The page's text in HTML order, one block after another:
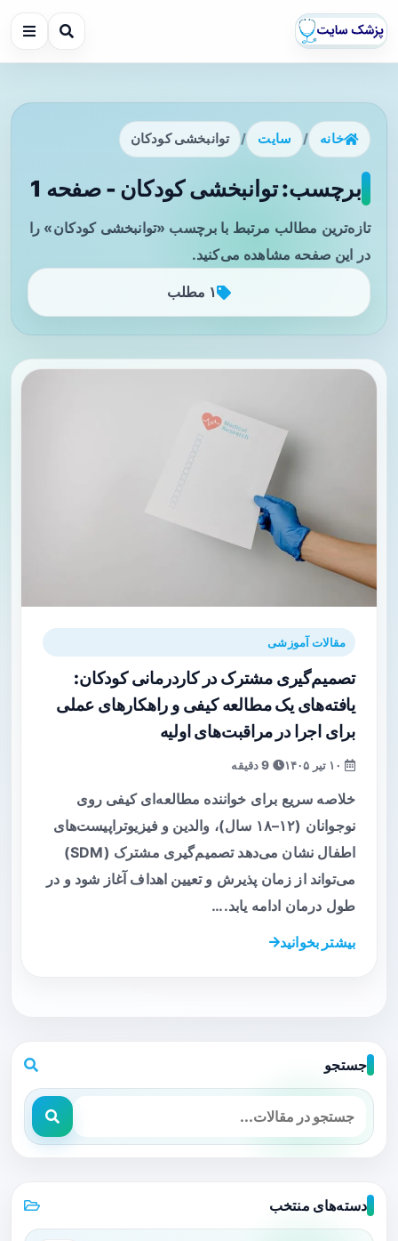
خانه / سایت / توانبخشی کودکان
برچسب: توانبخشی کودکان - صفحه 1
تازه‌ترین مطالب مرتبط با برچسب «توانبخشی کودکان» را
در این صفحه مشاهده می‌کنید.
۱ مطلب
مقالات آموزشی
تصمیم‌گیری مشترک در کاردرمانی کودکان:
یافته‌های یک مطالعه کیفی و راهکارهای عملی
برای اجرا در مراقبت‌های اولیه
خلاصه سریع برای خواننده مطالعه‌ای کیفی روی
نوجوانان (۱۲–۱۸ سال)، والدین و فیزیوتراپیست‌های
اطفال نشان می‌دهد تصمیم‌گیری مشترک (SDM)
می‌تواند از زمان پذیرش و تعیین اهداف آغاز شود و در
طول درمان ادامه یابد.…
بیشتر بخوانید
جستجو
دسته‌های منتخب